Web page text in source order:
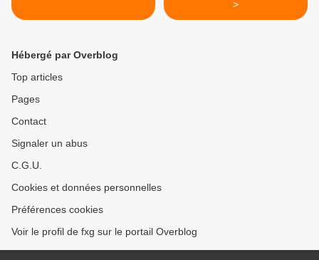
>
Hébergé par Overblog
Top articles
Pages
Contact
Signaler un abus
C.G.U.
Cookies et données personnelles
Préférences cookies
Voir le profil de fxg sur le portail Overblog